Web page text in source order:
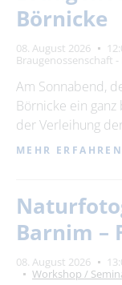
Börnicke
08. August 2026
Braugenossenschaft -
Am Sonnabend,
Börnicke ein ganz
der Verleihung
MEHR ERFAHREN
Barnim –
08. August 2026
Workshop /